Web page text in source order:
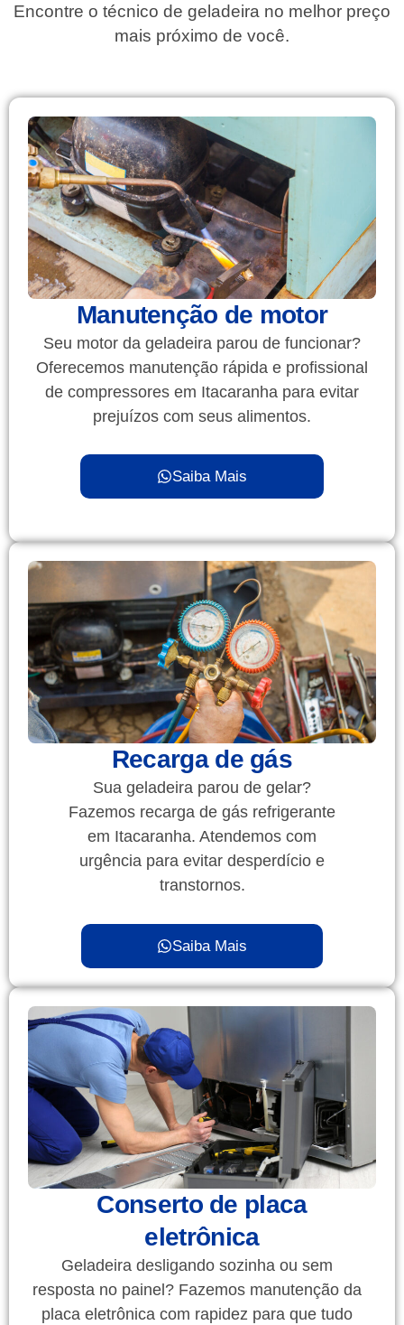
Encontre o técnico de geladeira no melhor preço
mais próximo de você.
Manutenção de motor
Seu motor da geladeira parou de funcionar?
Oferecemos manutenção rápida e profissional
de compressores em Itacaranha para evitar
prejuízos com seus alimentos.
Saiba Mais
Recarga de gás
Sua geladeira parou de gelar?
Fazemos recarga de gás refrigerante
em Itacaranha. Atendemos com
urgência para evitar desperdício e
transtornos.
Saiba Mais
Conserto de placa
eletrônica
Geladeira desligando sozinha ou sem
resposta no painel? Fazemos manutenção da
placa eletrônica com rapidez para que tudo